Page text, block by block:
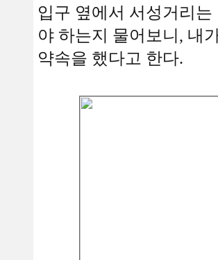
입구 옆에서 서성거리
야 하는지 물어보니, 내
약속을 했다고 한다.